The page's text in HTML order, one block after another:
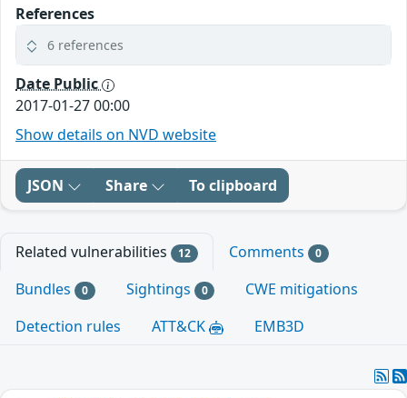
References
6 references
Date Public
2017-01-27 00:00
Show details on NVD website
JSON Share To clipboard
Related vulnerabilities 12 Comments 0
Bundles 0 Sightings 0
CWE mitigations
Detection rules
ATT&CK EMB3D